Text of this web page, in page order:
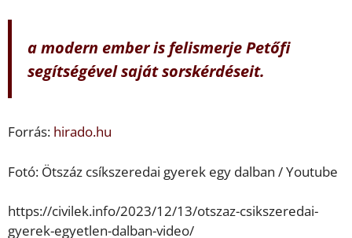
a modern ember is felismerje Petőfi
segítségével saját sorskérdéseit.
Forrás: hirado.hu
Fotó: Ötszáz csíkszeredai gyerek egy dalban / Youtube
https://civilek.info/2023/12/13/otszaz-csikszeredai-
gyerek-egyetlen-dalban-video/